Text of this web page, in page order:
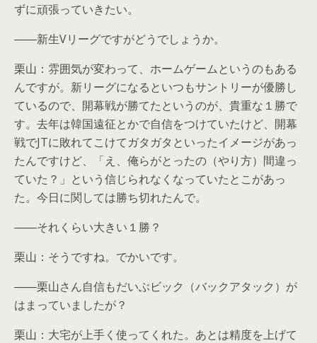
ずに頑張っていきたい。
――新生Vリーグですがどうでしょうか。
栗山：雰囲気が変わって、ホームゲームというのもある
んですが。新リーグになるといつもサントリーが優勝し
ているので、開幕戦が勝てたというのが、貴重な１勝で
す。去年は韓国遠征とかで自信をつけていたけど、開幕
戦でJTに敗れてこけてガタガタといったイメージがあっ
たんですけど、「え、俺らがとったの（やり方）間違っ
ていた？」という信じられなくなっていたとこがあっ
た。今日に関しては勝ち切れたんで。
――それくらい大きい１勝？
栗山：そうですね。でかいです。
――栗山さん自信もだいぶビック（バックアタック）が
はまっていましたが？
栗山：大宅が上手く使ってくれた。あとは精度を上げて